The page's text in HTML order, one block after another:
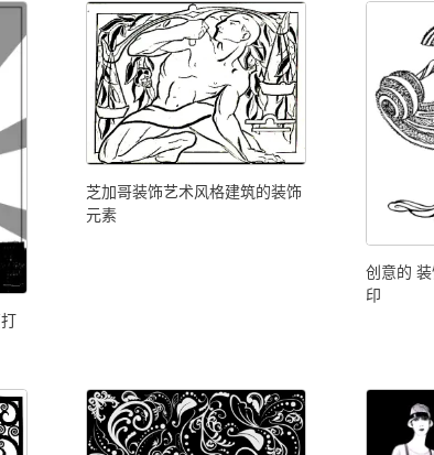
芝加哥装饰艺术风格建筑的装饰
元素
创意的
印